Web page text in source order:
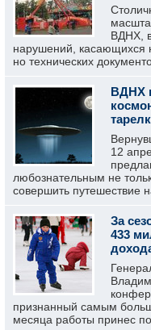
ВДНХ,
нарушений, касающихся
но технических
ВДНХ
12
любознательным не
совершить путешествие
За
433
признанный самым
месяца работы принес